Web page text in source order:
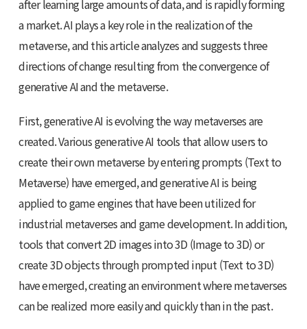
after learning large amounts of data, and is rapidly forming
a market. AI plays a key role in the realization of the
metaverse, and this article analyzes and suggests three
directions of change resulting from the convergence of
generative AI and the metaverse.
First, generative AI is evolving the way metaverses are
created. Various generative AI tools that allow users to
create their own metaverse by entering prompts (Text to
Metaverse) have emerged, and generative AI is being
applied to game engines that have been utilized for
industrial metaverses and game development. In addition,
tools that convert 2D images into 3D (Image to 3D) or
create 3D objects through prompted input (Text to 3D)
have emerged, creating an environment where metaverses
can be realized more easily and quickly than in the past.